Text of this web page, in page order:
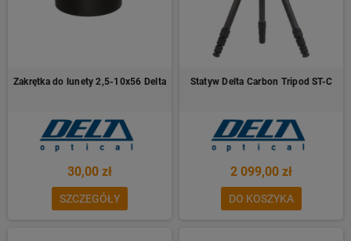
Zakrętka do lunety 2,5-10x56 Delta
30,00 zł
SZCZEGÓŁY
Statyw Delta Carbon Tripod ST-C
2 099,00 zł
DO KOSZYKA